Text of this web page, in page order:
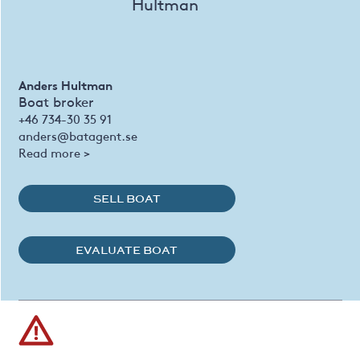
Anders Hultman
Boat broker
+46 734-30 35 91
anders@batagent.se
Read more >
SELL BOAT
EVALUATE BOAT